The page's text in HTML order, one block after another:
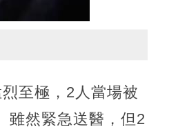
至極，2人當場被
雖然緊急送醫，但2